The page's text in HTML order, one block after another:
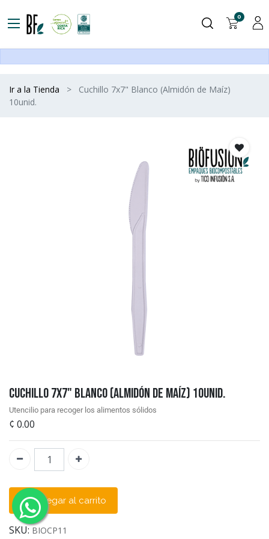
0
Ir a la Tienda
Cuchillo 7x7" Blanco (Almidón de Maíz)
10unid.
Cuchillo 7x7" Blanco (Almidón de Maíz) 10unid.
Utencilio para recoger los alimentos sólidos
¢ 0.00
Agregar al carrito
SKU: BIOCP11